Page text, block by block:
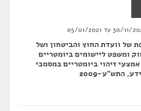
של וועדת החוץ והביטחון ושל
ומשפט ליישומים ביומטריים
זיהוי ביומטריים במסמכי
התש"ע-2009